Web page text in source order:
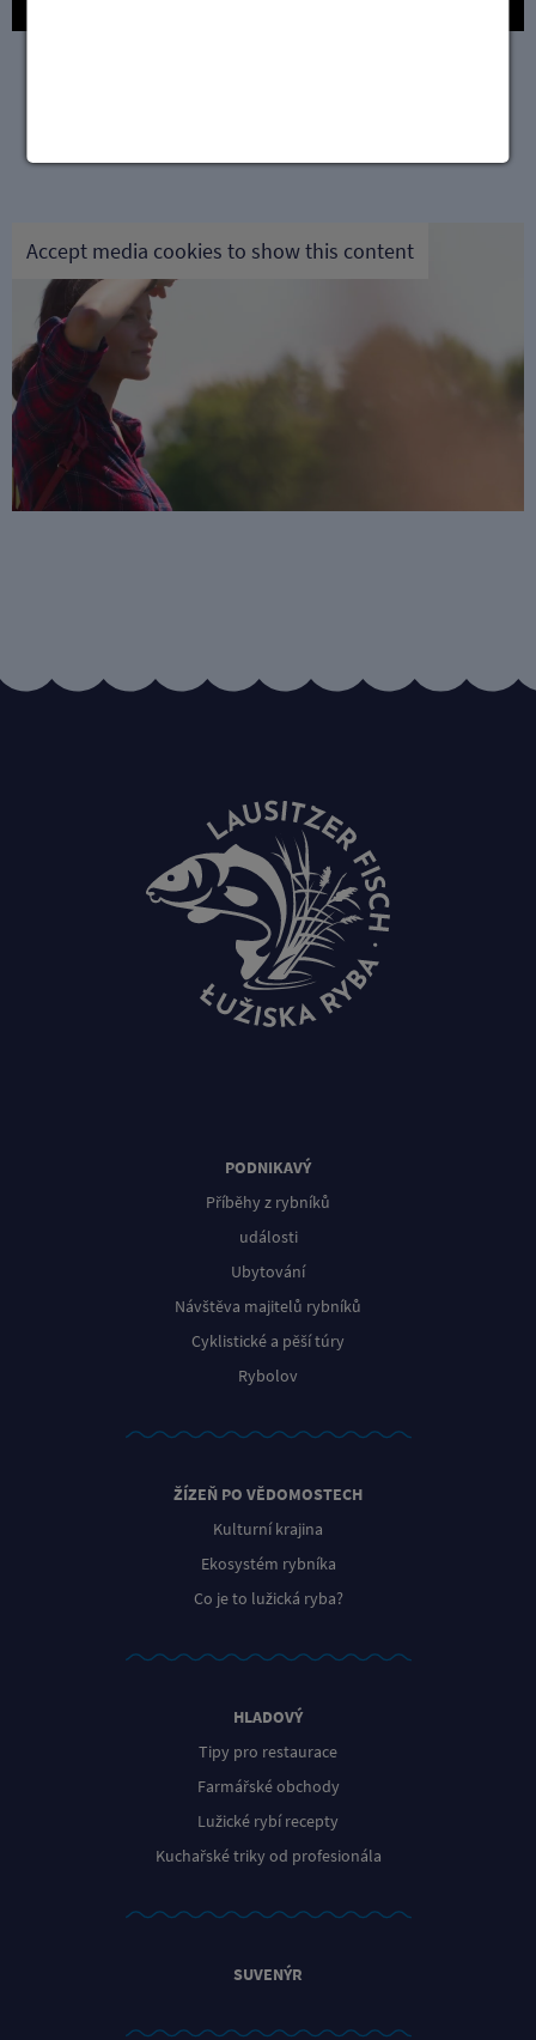
Accept media cookies to show this content
Datenschutz | Impressum
PODNIKAVÝ
Příběhy z rybníků
události
Ubytování
Návštěva majitelů rybníků
Cyklistické a pěší túry
Rybolov
ŽÍZEŇ PO VĚDOMOSTECH
Kulturní krajina
Ekosystém rybníka
Co je to lužická ryba?
HLADOVÝ
Tipy pro restaurace
Farmářské obchody
Lužické rybí recepty
Kuchařské triky od profesionála
SUVENÝR